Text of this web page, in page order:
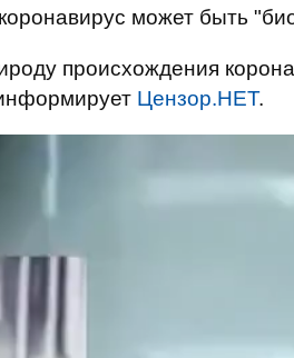
может быть
происхождения
Цензор.НЕТ.